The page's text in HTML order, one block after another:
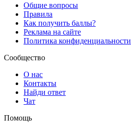
Общие вопросы
Правила
Как получить баллы?
Реклама на сайте
Политика конфиденциальности
Сообщество
О нас
Контакты
Найди ответ
Чат
Помощь